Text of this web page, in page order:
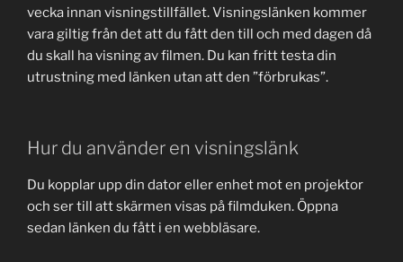
vecka innan visningstillfället. Visningslänken kommer
vara giltig från det att du fått den till och med dagen då
du skall ha visning av filmen. Du kan fritt testa din
utrustning med länken utan att den ”förbrukas”.
Hur du använder en visningslänk
Du kopplar upp din dator eller enhet mot en projektor
och ser till att skärmen visas på filmduken. Öppna
sedan länken du fått i en webbläsare.